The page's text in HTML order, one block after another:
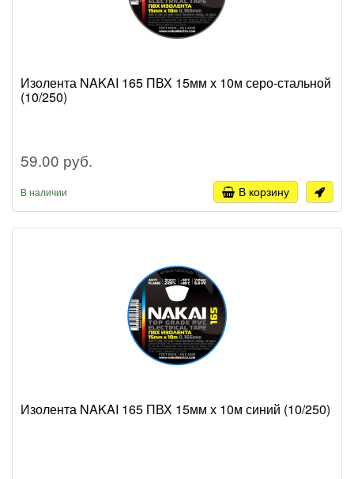
Изолента NAKAI 165 ПВХ 15мм х 10м серо-стальной
(10/250)
59.00 руб.
В наличии В корзину
Изолента NAKAI 165 ПВХ 15мм х 10м синий (10/250)